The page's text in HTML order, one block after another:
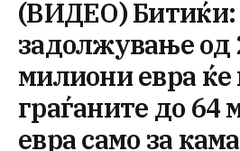
(ВИДЕО) Битиќи:
задолжување од
милиони евра ќе
граѓаните до 64
евра само за